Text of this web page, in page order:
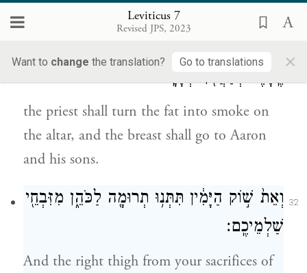
Leviticus 7
Revised JPS, 2023
Want to change the translation? Go to translations ×
an elevation offering before G
הֶֽחָזֶ֔ה לְאַהֲרֹ֖ן וּלְבָנָֽיו׃
the priest shall turn the fat into smoke on
the altar, and the breast shall go to Aaron
and his sons.
32
וְאֵת֙ שׁ֣וֹק הַיָּמִ֔ין תִּתְּנ֥וּ תְרוּמָ֖ה לַכֹּהֵ֑ן מִזִּבְחֵ֖י
שַׁלְמֵיכֶֽם׃
And the right thigh from your sacrifices of